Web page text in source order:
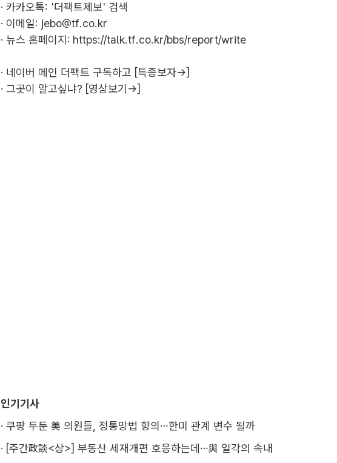
· 카카오톡: '더팩트제보' 검색
· 이메일: jebo@tf.co.kr
· 뉴스 홈페이지: https://talk.tf.co.kr/bbs/report/write
· 네이버 메인 더팩트 구독하고 [특종보자→]
· 그곳이 알고싶냐? [영상보기→]
인기기사
· 쿠팡 두둔 美 의원들, 정통망법 항의…한미 관계 변수 될까
· [주간政談<상>] 부동산 세재개편 호응하는데…與 일각의 속내